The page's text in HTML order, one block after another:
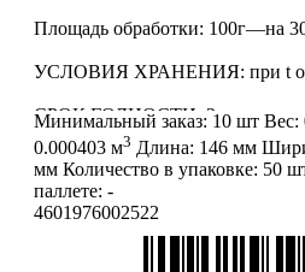
Площадь обработки: 100г—на
УСЛОВИЯ ХРАНЕНИЯ: при t от
СРОК ГОДНОСТИ: 2 года.
ВНИМАНИЕ:информация,
товара, является справочной (не
офертой и не попадает под п. 2
Производитель может
Минимальный заказ: 10 шт Вес:
0.000403 м3 Длина: 146 мм
мм Количество в упаковке: 50
паллете: -
4601976002522